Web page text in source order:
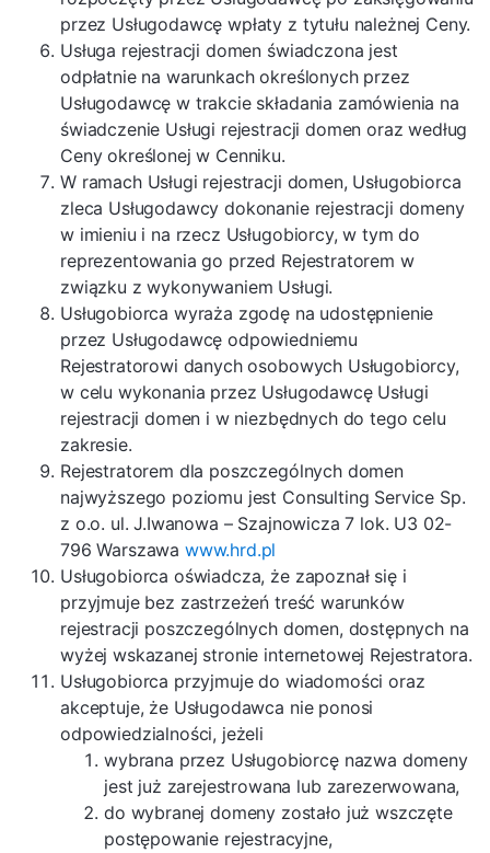
przez Usługodawcę wpłaty z tytułu należnej Ceny.
Usługa rejestracji domen świadczona jest
odpłatnie na warunkach określonych przez
Usługodawcę w trakcie składania zamówienia na
świadczenie Usługi rejestracji domen oraz według
Ceny określonej w Cenniku.
W ramach Usługi rejestracji domen, Usługobiorca
zleca Usługodawcy dokonanie rejestracji domeny
w imieniu i na rzecz Usługobiorcy, w tym do
reprezentowania go przed Rejestratorem w
związku z wykonywaniem Usługi.
Usługobiorca wyraża zgodę na udostępnienie
przez Usługodawcę odpowiedniemu
Rejestratorowi danych osobowych Usługobiorcy,
w celu wykonania przez Usługodawcę Usługi
rejestracji domen i w niezbędnych do tego celu
zakresie.
Rejestratorem dla poszczególnych domen
najwyższego poziomu jest Consulting Service Sp.
z o.o. ul. J.Iwanowa – Szajnowicza 7 lok. U3 02-
796 Warszawa www.hrd.pl
Usługobiorca oświadcza, że zapoznał się i
przyjmuje bez zastrzeżeń treść warunków
rejestracji poszczególnych domen, dostępnych na
wyżej wskazanej stronie internetowej Rejestratora.
Usługobiorca przyjmuje do wiadomości oraz
akceptuje, że Usługodawca nie ponosi
odpowiedzialności, jeżeli
wybrana przez Usługobiorcę nazwa domeny
jest już zarejestrowana lub zarezerwowana,
do wybranej domeny zostało już wszczęte
postępowanie rejestracyjne,